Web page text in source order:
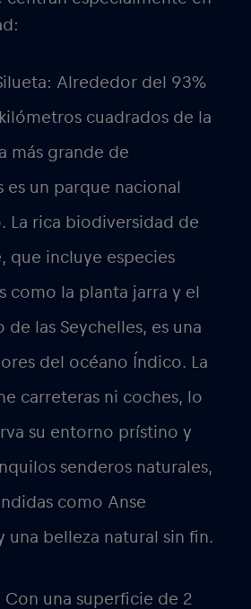
Alrededor del 93%
cuadrados de la
más grande de
es un parque nacional
La rica biodiversidad de
que incluye especies
como la planta jarra y el
las Seychelles, es una
del océano Índico. La
carreteras ni coches, lo
su entorno prístino y
senderos naturales,
como Anse
una belleza natural sin fin.
Con una superficie de 2